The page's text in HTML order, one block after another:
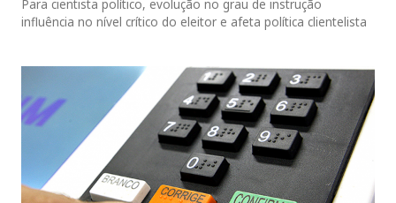
Para cientista político, evolução no grau de instrução
influência no nível crítico do eleitor e afeta política clientelista